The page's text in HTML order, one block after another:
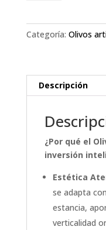
buisson
Categoría: Olivos
Descripción
¿Por qué el
inversión
Estética
se adapta
estancia,
verticalidad